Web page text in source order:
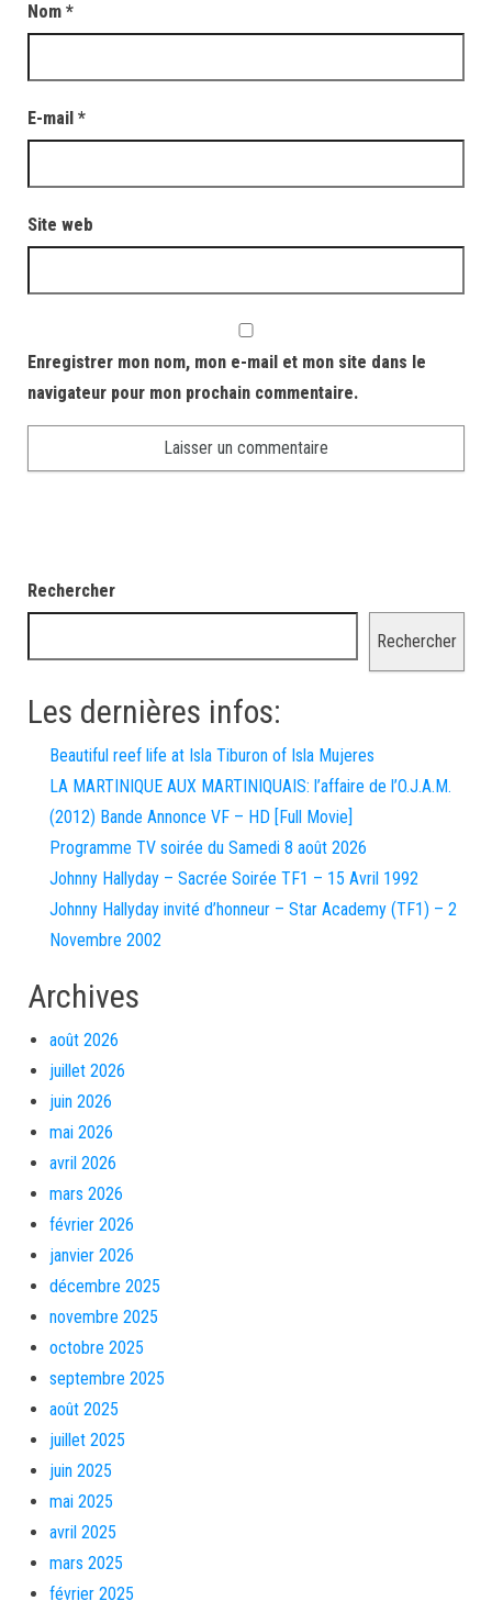
Nom *
E-mail *
Site web
Enregistrer mon nom, mon e-mail et mon site dans le
navigateur pour mon prochain commentaire.
Rechercher
Rechercher
Les dernières infos:
Beautiful reef life at Isla Tiburon of Isla Mujeres
LA MARTINIQUE AUX MARTINIQUAIS: l’affaire de l’O.J.A.M.
(2012) Bande Annonce VF – HD [Full Movie]
Programme TV soirée du Samedi 8 août 2026
Johnny Hallyday – Sacrée Soirée TF1 – 15 Avril 1992
Johnny Hallyday invité d’honneur – Star Academy (TF1) – 2
Novembre 2002
Archives
août 2026
juillet 2026
juin 2026
mai 2026
avril 2026
mars 2026
février 2026
janvier 2026
décembre 2025
novembre 2025
octobre 2025
septembre 2025
août 2025
juillet 2025
juin 2025
mai 2025
avril 2025
mars 2025
février 2025